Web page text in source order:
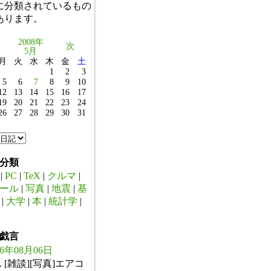
分類されているもの
ります。
2008年
5月
次
火 水 木 金
土
1
2
3
5
6 7 8 9
10
13 14 15 16
17
20 21 22 23
24
27 28 29 30 31
類
PC | TeX | クルマ |
ル | 写真 | 地震 | 基
| 大学 | 本 | 統計学 |
言
年08月06日
. [雑談][写真]エアコ